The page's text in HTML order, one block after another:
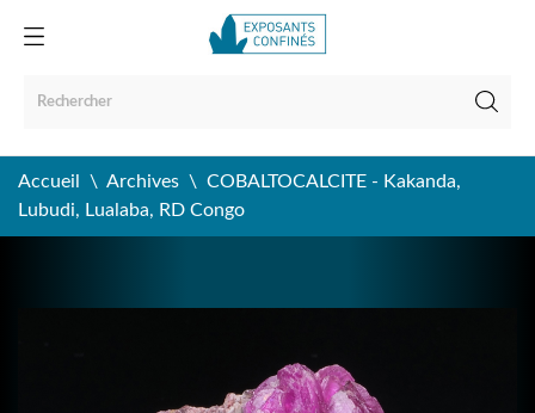
Accueil Archives
COBALTOCALCITE - Kakanda,
Lubudi, Lualaba, RD Congo